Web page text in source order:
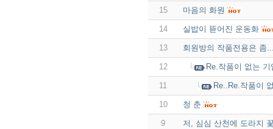
15 마음의 화원
14 실밥이 뜯어진 운동화
13 회원방의 작품전용은 좀
12 Re.작품이 없는
11 Re..Re.작품이
10 청 춘
9 저, 심심 산천에 도라지